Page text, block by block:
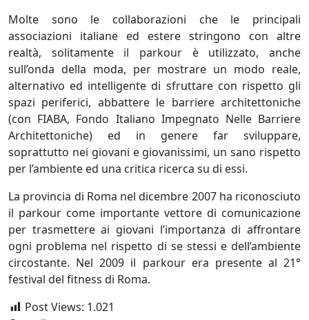
Molte sono le collaborazioni che le principali
associazioni italiane ed estere stringono con altre
realtà, solitamente il parkour è utilizzato, anche
sull’onda della moda, per mostrare un modo reale,
alternativo ed intelligente di sfruttare con rispetto gli
spazi periferici, abbattere le barriere architettoniche
(con FIABA, Fondo Italiano Impegnato Nelle Barriere
Architettoniche) ed in genere far sviluppare,
soprattutto nei giovani e giovanissimi, un sano rispetto
per l’ambiente ed una critica ricerca su di essi.
La provincia di Roma nel dicembre 2007 ha riconosciuto
il parkour come importante vettore di comunicazione
per trasmettere ai giovani l’importanza di affrontare
ogni problema nel rispetto di se stessi e dell’ambiente
circostante. Nel 2009 il parkour era presente al 21°
festival del fitness di Roma.
Post Views: 1.021